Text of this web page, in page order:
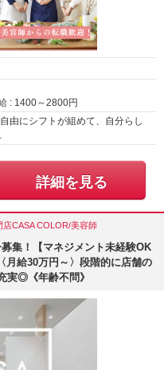
: 1400～2800円
325000 円
由にシフトが組めて、自分らし
詳細を見る
CASA COLOR/美容師
集！【マネジメント未経験OK
月給30万円～〉段階的に店舗の
実◎《年齢不問》